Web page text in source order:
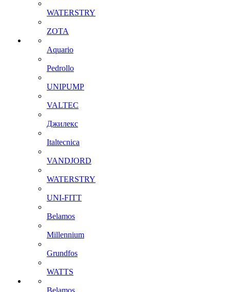
WATERSTRY
ZOTA
Aquario
Pedrollo
UNIPUMP
VALTEC
Джилекс
Italtecnica
VANDJORD
WATERSTRY
UNI-FITT
Belamos
Millennium
Grundfos
WATTS
Belamos